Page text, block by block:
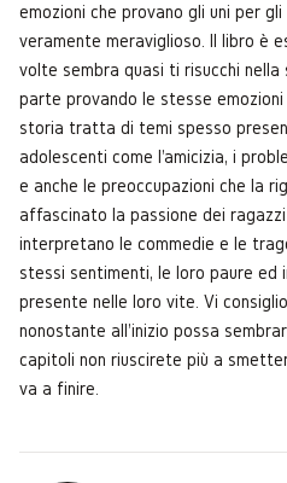
emozioni che provano gli uni per
veramente meraviglioso. Il libro è
volte sembra quasi ti risucchi
parte provando le stesse
storia tratta di temi spesso
adolescenti come l'amicizia, i
e anche le preoccupazioni che la
affascinato la passione dei
interpretano le commedie e le
stessi sentimenti, le loro paure ed
presente nelle loro vite. Vi
nonostante all'inizio possa
capitoli non riuscirete più a
va a finire.